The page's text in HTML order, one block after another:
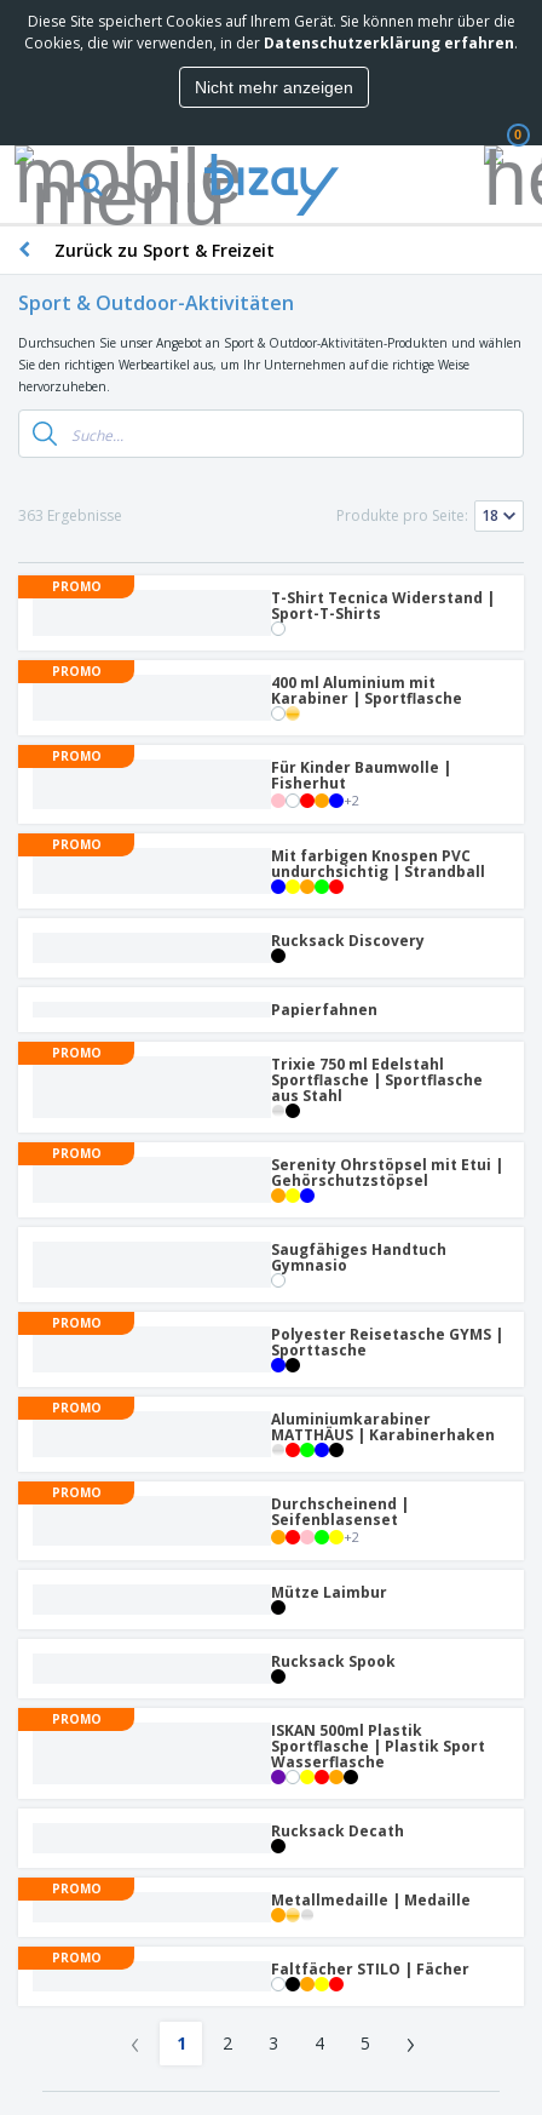
Diese Site speichert Cookies auf Ihrem Gerät. Sie können mehr über die
Cookies, die wir verwenden, in der Datenschutzerklärung erfahren.
Nicht mehr anzeigen
0
M
e
e
k
a
f
t
r
k
e
i
n
M
t
e
r
i
a
l
W
b
e
p
o
d
u
k
e
D
i
s
p
l
a
A
s
t
l
e
B
ü
r
o
b
e
a
r
T
a
h
n
K
e
i
d
g
V
p
a
u
n
N
h
T
m
a
Einloggen /
Registrieren
Zurück zu Sport & Freizeit
Sport & Outdoor-Aktivitäten
Durchsuchen Sie unser Angebot an Sport & Outdoor-Aktivitäten-Produkten und wählen
Sie den richtigen Werbeartikel aus, um Ihr Unternehmen auf die richtige Weise
hervorzuheben.
363 Ergebnisse Produkte pro Seite:
PROMO
T-Shirt Tecnica Widerstand |
Sport-T-Shirts
PROMO
400 ml Aluminium mit
Karabiner | Sportflasche
PROMO
Für Kinder Baumwolle |
Fisherhut
+2
PROMO
Mit farbigen Knospen PVC
undurchsichtig | Strandball
Rucksack Discovery
Papierfahnen
PROMO
Trixie 750 ml Edelstahl
Sportflasche | Sportflasche
aus Stahl
PROMO
Serenity Ohrstöpsel mit Etui |
Gehörschutzstöpsel
Saugfähiges Handtuch
Gymnasio
PROMO
Polyester Reisetasche GYMS |
Sporttasche
PROMO
Aluminiumkarabiner
MATTHÄUS | Karabinerhaken
PROMO
Durchscheinend |
Seifenblasenset
+2
Mütze Laimbur
Rucksack Spook
PROMO
ISKAN 500ml Plastik
Sportflasche | Plastik Sport
Wasserflasche
Rucksack Decath
PROMO
Metallmedaille | Medaille
PROMO
Faltfächer STILO | Fächer
‹ 1 2 3 4 5 ›